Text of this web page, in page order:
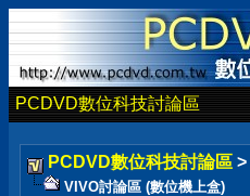
PCDVD數位科技討論區
PCDVD數位科技討論區 >
VIVO討論區 (數位機上盒)